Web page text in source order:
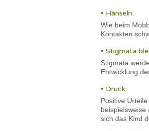
• Hänseln
Wie beim
Kontakten
• Stigmata
Stigmata
Entwicklung
• Druck
Positive
sich das Kind